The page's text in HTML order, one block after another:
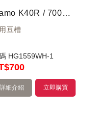
Tiamo K40R / 700S / 600N 磨豆機-豆槽(白)
豆槽
HG1559WH-1
$700
立即購買
詳細介紹